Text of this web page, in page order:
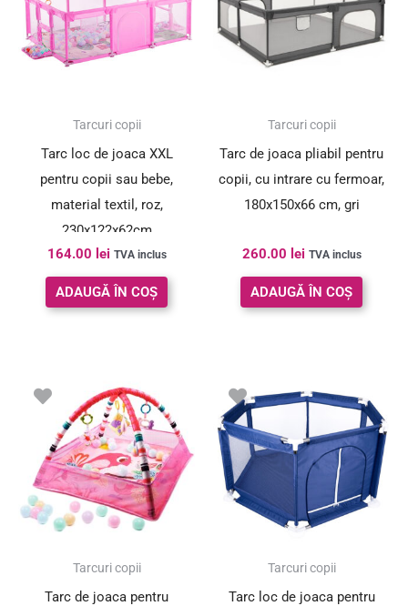
Tarcuri copii
Tarc loc de joaca XXL
pentru copii sau bebe,
material textil, roz,
230x122x62cm
164.00 lei TVA inclus
ADAUGĂ ÎN COȘ
Tarcuri copii
Tarc de joaca pliabil pentru
copii, cu intrare cu fermoar,
180x150x66 cm, gri
260.00 lei TVA inclus
ADAUGĂ ÎN COȘ
Tarcuri copii
Tarc de joaca pentru
Tarcuri copii
Tarc loc de joaca pentru